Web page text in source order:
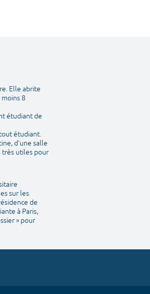
Elle abrite
8
étudiant de
étudiant.
d’une salle
très utiles pour
sur les
de
à Paris,
» pour